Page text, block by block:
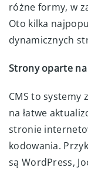
różne formy, w
Oto kilka
dynamicznych
Strony oparte na
CMS to systemy
na łatwe
stronie
kodowania.
są WordPress,